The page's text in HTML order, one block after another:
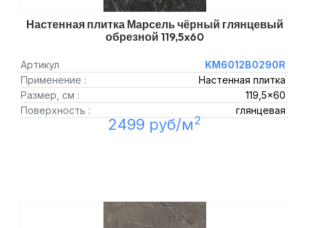
Настенная плитка Марсель чёрный глянцевый
обрезной 119,5x60
Артикул
KM6012B0290R
Применение :
Настенная плитка
Размер, см :
119,5x60
Поверхность :
глянцевая
2499 руб/м2